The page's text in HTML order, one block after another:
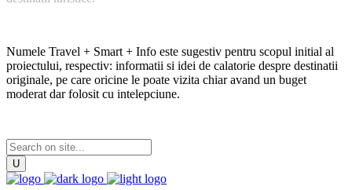
Numele Travel + Smart + Info este sugestiv pentru scopul initial al
proiectului, respectiv: informatii si idei de calatorie despre destinatii
originale, pe care oricine le poate vizita chiar avand un buget
moderat dar folosit cu intelepciune.